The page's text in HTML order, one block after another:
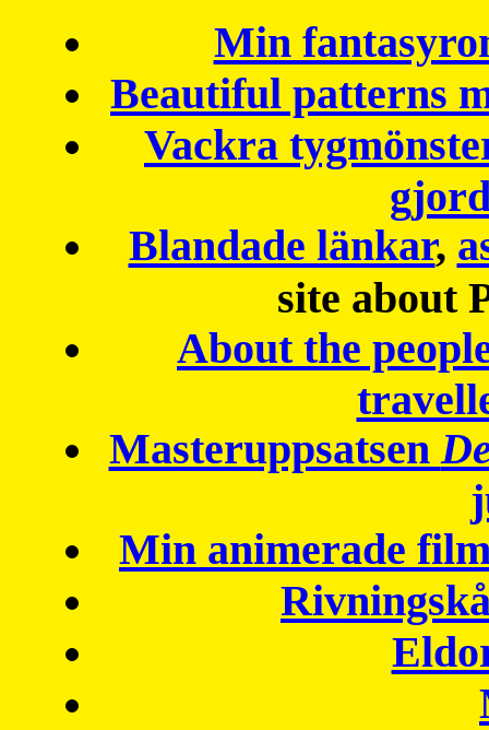
Min
Beautiful patterns
Vackra
Blandade länkar,
site about
About the
Masteruppsatsen
Min animerade